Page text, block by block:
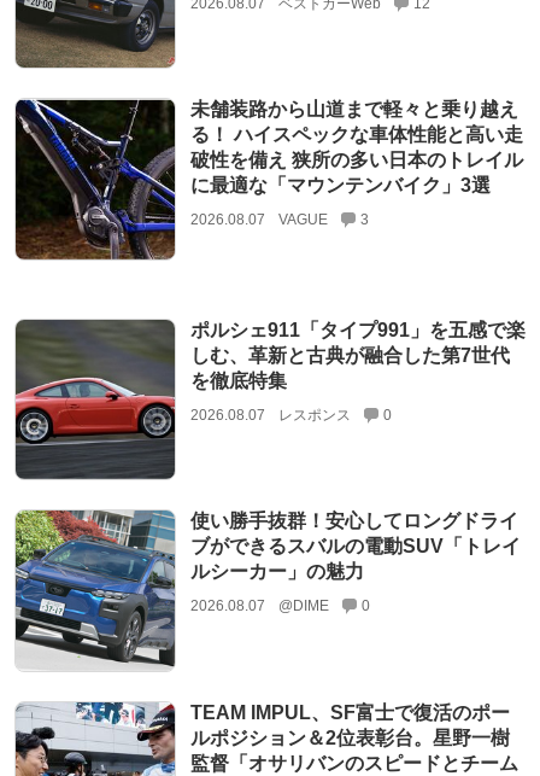
2026.08.07 ベストカーWeb 12
未舗装路から山道まで軽々と乗り越え
る！ ハイスペックな車体性能と高い走
破性を備え 狭所の多い日本のトレイル
に最適な「マウンテンバイク」3選
2026.08.07 VAGUE 3
ポルシェ911「タイプ991」を五感で楽
しむ、革新と古典が融合した第7世代
を徹底特集
2026.08.07 レスポンス 0
使い勝手抜群！安心してロングドライ
ブができるスバルの電動SUV「トレイ
ルシーカー」の魅力
2026.08.07 @DIME 0
TEAM IMPUL、SF富士で復活のポー
ルポジション＆2位表彰台。星野一樹
監督「オサリバンのスピードとチーム